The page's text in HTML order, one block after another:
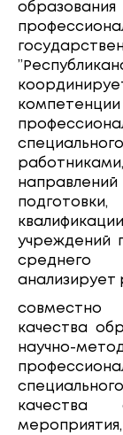
учреждений
среднего
анализирует
совместно
качества
научно-
качества